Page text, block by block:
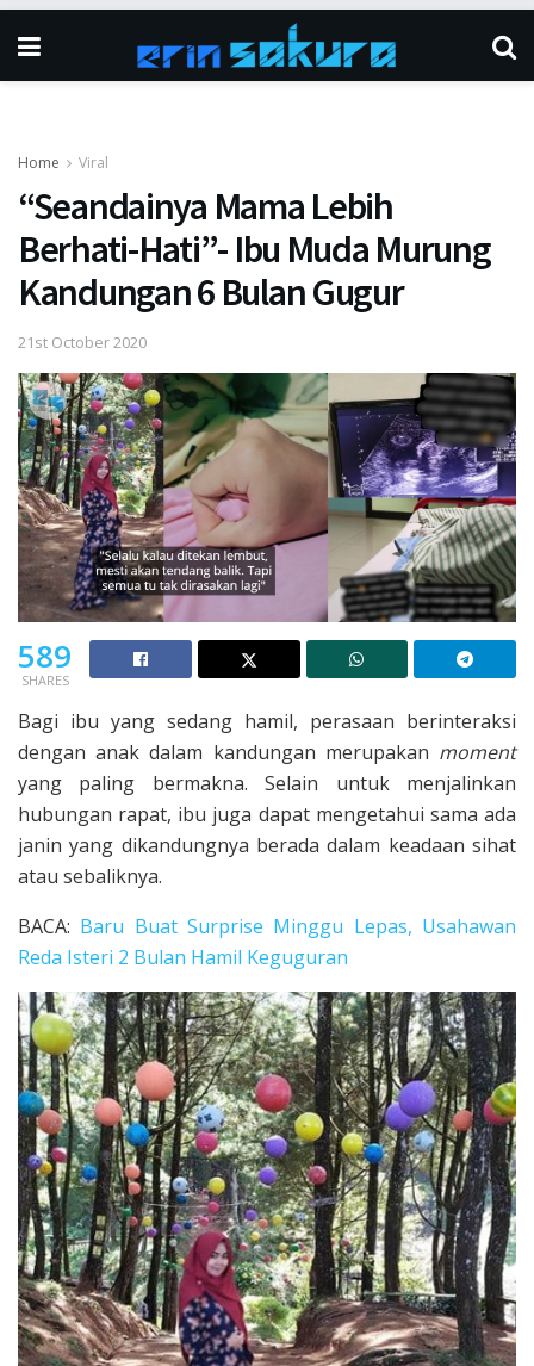
Home Viral
“Seandainya Mama Lebih
Berhati-Hati”- Ibu Muda Murung
Kandungan 6 Bulan Gugur
21st October 2020
589
SHARES
Bagi ibu yang sedang hamil, perasaan berinteraksi
dengan anak dalam kandungan merupakan moment
yang paling bermakna. Selain untuk menjalinkan
hubungan rapat, ibu juga dapat mengetahui sama ada
janin yang dikandungnya berada dalam keadaan sihat
atau sebaliknya.
BACA: Baru Buat Surprise Minggu Lepas, Usahawan
Reda Isteri 2 Bulan Hamil Keguguran